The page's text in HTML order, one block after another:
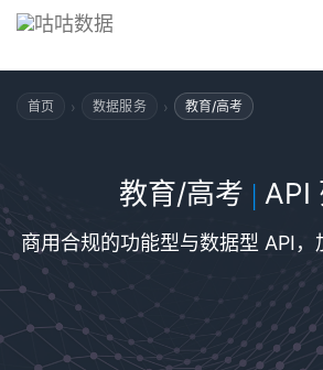
首页 › 数据服务 › 教育/高考
教育/高考 | API
商用合规的功能型与数据型 API，